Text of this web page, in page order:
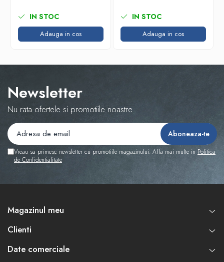
IN STOC
Adauga in cos
IN STOC
Adauga in cos
Newsletter
Nu rata ofertele si promotiile noastre
Vreau sa primesc newsletter cu promotiile magazinului. Afla mai multe in Politica
de Confidentialitate
Magazinul meu
Clienti
Date comerciale